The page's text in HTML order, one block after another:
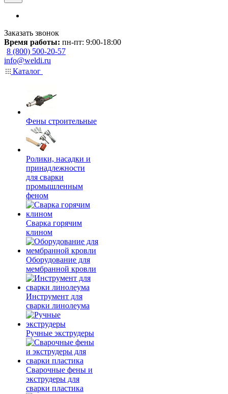
Заказать звонок
Время работы: пн-пт: 9:00-18:00
8 (800) 500-20-57
info@weldi.ru
Каталог
Фены строительные
Ролики, насадки и
принадлежности
для сварки
промышленным
феном
Сварка горячим
клином
Оборудование для
мембранной кровли
Инструмент для
сварки линолеума
Ручные экструдеры
Сварочные фены и
экструдеры для
сварки пластика